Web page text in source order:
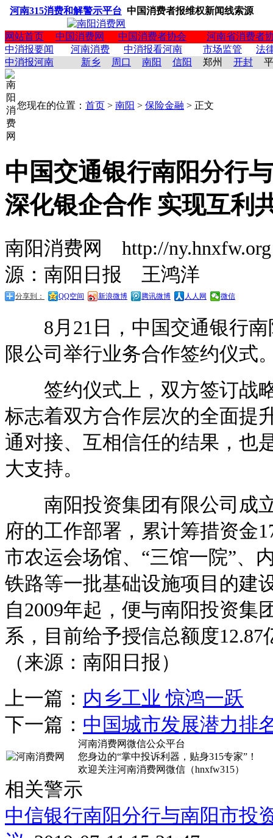
河南315消费和解警示平台 中国消费者报维权新闻线索源
网站首页 中国消费网 中国消费者协会
河南省消费者
中消报要闻
河南消费 中消报看河南 市场监管
法
中消报河南
新乡 周口 南阳 信阳 郑州 开封
您现在的位置： 首页 > 南阳 > 保险金融 > 正文
中国交通银行南阳分行
深化银企合作 实现互利
南阳消费网 http://
源：南阳日报 王鸿洋
分享到： QQ空间 新浪微博 腾讯微博 人人网 微信
8月21日，中国交通银行南
限公司举行业务合作签约仪式
签约仪式上，双方签订战
标志着双方合作层次的全面提
通对接、互相信任的结果，也
大支持。
南阳投资集团有限公司成立
府的工作部署，累计筹措资金
市农运会场馆、“三馆一院”、
铁路等一批基础设施项目的建
自2009年起，便与南阳投资集
系，目前给予授信总额度
（来源：南阳日报）
上一篇： 内乡工业 惊鸿一跃
下一篇： 中国城市发展潜力排
河南消费网微信公众平台
您身边的“掌中投诉利器，贴身315专家”！
欢迎关注河南消费网微信（hnxfw315）
相关警示
中信银行南阳分行与南阳市投